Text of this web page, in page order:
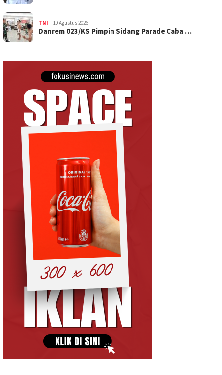
TNI 10 Agustus 2026
Danrem 023/KS Pimpin Sidang Parade Caba …